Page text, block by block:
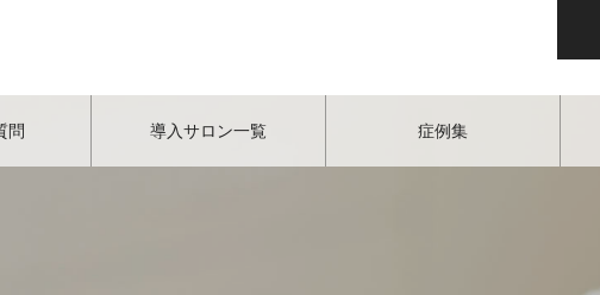
問 導入サロン一覧 症例集